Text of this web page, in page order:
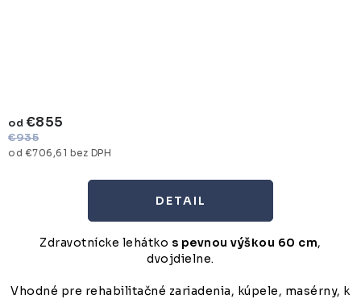
od €706,61 bez DPH
od €855
€935
DETAIL
Zdravotnícke lehátko s pevnou výškou 60 cm,
dvojdielne.
Vhodné pre rehabilitačné zariadenia, kúpele, masérny, k